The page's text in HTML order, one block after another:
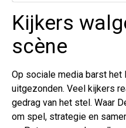
Kijkers
scène
Op sociale media barst
uitgezonden. Veel kijkers
gedrag van het stel. Waar
om spel, strategie en